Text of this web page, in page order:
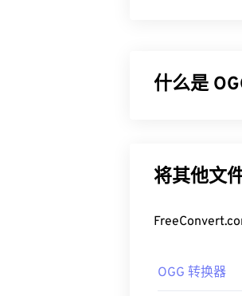
什么是
据、艺术家和
将其他文
OGG 转换器